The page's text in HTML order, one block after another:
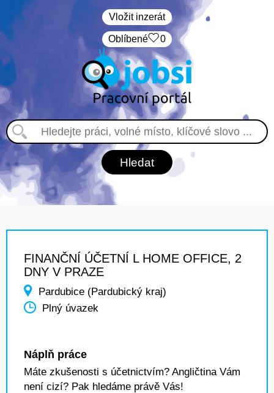
Vložit inzerát
Oblíbené 0
FINANČNÍ ÚČETNÍ L HOME OFFICE, 2
DNY V PRAZE
Pardubice (Pardubický kraj)
Plný úvazek
Náplň práce
Máte zkušenosti s účetnictvím? Angličtina Vám
není cizí? Pak hledáme právě Vás!